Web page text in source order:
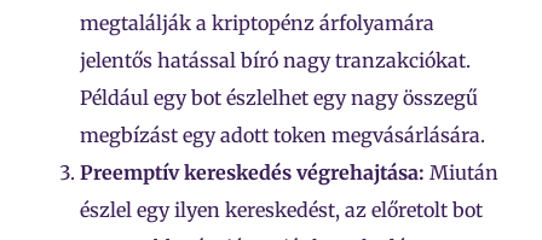
megtalálják a kriptopénz árfolyamára
jelentős hatással bíró nagy tranzakciókat.
Például egy bot észlelhet egy nagy összegű
megbízást egy adott token megvásárlására.
Preemptív kereskedés végrehajtása: Miután
észlel egy ilyen kereskedést, az előretolt bot